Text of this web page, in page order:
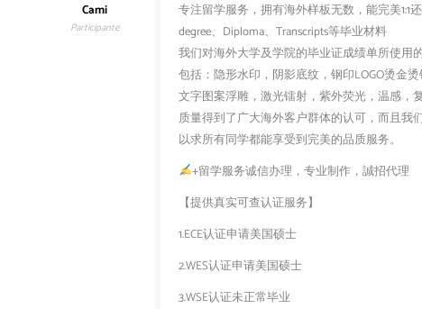
Cami
Participante
专注留学服务，拥有海外样板无数，能完美1:1
degree、Diploma、Transcripts等毕业材料
我们对海外大学及学院的毕业证成绩单所使用
包括：隐形水印，阴影底纹，钢印LOGO烫金烫
文字图案浮雕，激光镭射，紫外荧光，温感，
质量得到了广大海外客户群体的认可，而且我
以求所有同学都能享受到完美的品质服务。
+留学服务诚信办理，专业制作，誠招代理
【提供真实可查认证服务】
1.ECE认证申请美国硕士
2.WES认证申请美国硕士
3.WSE认证未正常毕业